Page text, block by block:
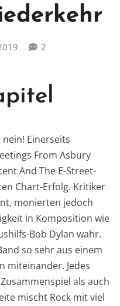
2
nein! Einerseits
From Asbury
And The E-Street-
Chart-Erfolg. Kritiker
monierten jedoch
in Komposition wie
Bob Dylan wahr.
so sehr aus einem
miteinander. Jedes
als auch
mischt Rock mit viel